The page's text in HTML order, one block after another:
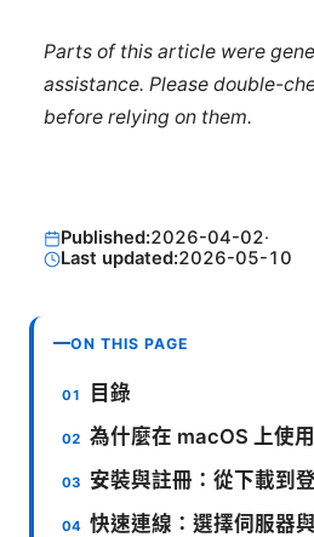
Parts of this article were
assistance. Please double-
before relying on them.
Published:2026-04-02·
Last updated:2026-05-10
ON THIS PAGE
目錄
為什麼在 macOS 上使
安裝與註冊：從下載到
快速連線：選擇伺服器